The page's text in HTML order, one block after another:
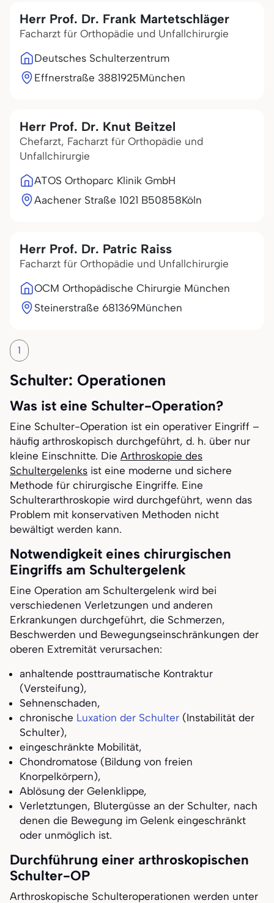
Herr Prof. Dr. Frank Martetschläger
Facharzt für Orthopädie und Unfallchirurgie
Deutsches Schulterzentrum
Effnerstraße 3881925München
Herr Prof. Dr. Knut Beitzel
Chefarzt, Facharzt für Orthopädie und
Unfallchirurgie
ATOS Orthoparc Klinik GmbH
Aachener Straße 1021 B50858Köln
Herr Prof. Dr. Patric Raiss
Facharzt für Orthopädie und Unfallchirurgie
OCM Orthopädische Chirurgie München
Steinerstraße 681369München
1
Schulter: Operationen
Was ist eine Schulter-Operation?
Eine Schulter-Operation ist ein operativer Eingriff –
häufig arthroskopisch durchgeführt, d. h. über nur
kleine Einschnitte. Die Arthroskopie des
Schultergelenks ist eine moderne und sichere
Methode für chirurgische Eingriffe. Eine
Schulterarthroskopie wird durchgeführt, wenn das
Problem mit konservativen Methoden nicht
bewältigt werden kann.
Notwendigkeit eines chirurgischen
Eingriffs am Schultergelenk
Eine Operation am Schultergelenk wird bei
verschiedenen Verletzungen und anderen
Erkrankungen durchgeführt, die Schmerzen,
Beschwerden und Bewegungseinschränkungen der
oberen Extremität verursachen:
anhaltende posttraumatische Kontraktur
(Versteifung),
Sehnenschaden,
chronische Luxation der Schulter (Instabilität der
Schulter),
eingeschränkte Mobilität,
Chondromatose (Bildung von freien
Knorpelkörpern),
Ablösung der Gelenklippe,
Verletztungen, Blutergüsse an der Schulter, nach
denen die Bewegung im Gelenk eingeschränkt
oder unmöglich ist.
Durchführung einer arthroskopischen
Schulter-OP
Arthroskopische Schulteroperationen werden unter